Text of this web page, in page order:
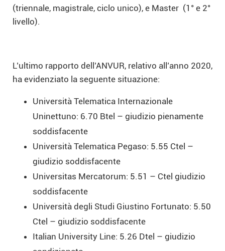
(triennale, magistrale, ciclo unico), e Master (1° e 2°
livello).
L’ultimo rapporto dell’ANVUR, relativo all’anno 2020,
ha evidenziato la seguente situazione:
Università Telematica Internazionale
Uninettuno: 6.70 Btel – giudizio pienamente
soddisfacente
Università Telematica Pegaso: 5.55 Ctel –
giudizio soddisfacente
Universitas Mercatorum: 5.51 – Ctel giudizio
soddisfacente
Università degli Studi Giustino Fortunato: 5.50
Ctel – giudizio soddisfacente
Italian University Line: 5.26 Dtel – giudizio